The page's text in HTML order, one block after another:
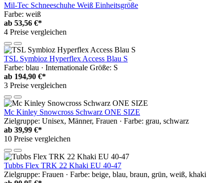
Mil-Tec Schneeschuhe Weiß Einheitsgröße
Farbe: weiß
ab 53,56 €*
4 Preise vergleichen
TSL Symbioz Hyperflex Access Blau S
Farbe: blau · Internationale Größe: S
ab 194,90 €*
3 Preise vergleichen
Mc Kinley Snowcross Schwarz ONE SIZE
Zielgruppe: Unisex, Männer, Frauen · Farbe: grau, schwarz
ab 39,99 €*
10 Preise vergleichen
Tubbs Flex TRK 22 Khaki EU 40-47
Zielgruppe: Frauen · Farbe: beige, blau, braun, grün, weiß, khaki